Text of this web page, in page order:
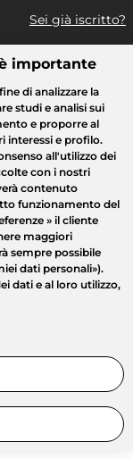
Sei già iscritto?
Elettrodomestici
importante
di analizzare la
studi e analisi sui
e proporre al
interessi e profilo.
all'utilizzo dei
con i nostri
contenuto
funzionamento del
»il cliente
maggiori
sempre possibile
dati personali»).
dati e al loro utilizzo,